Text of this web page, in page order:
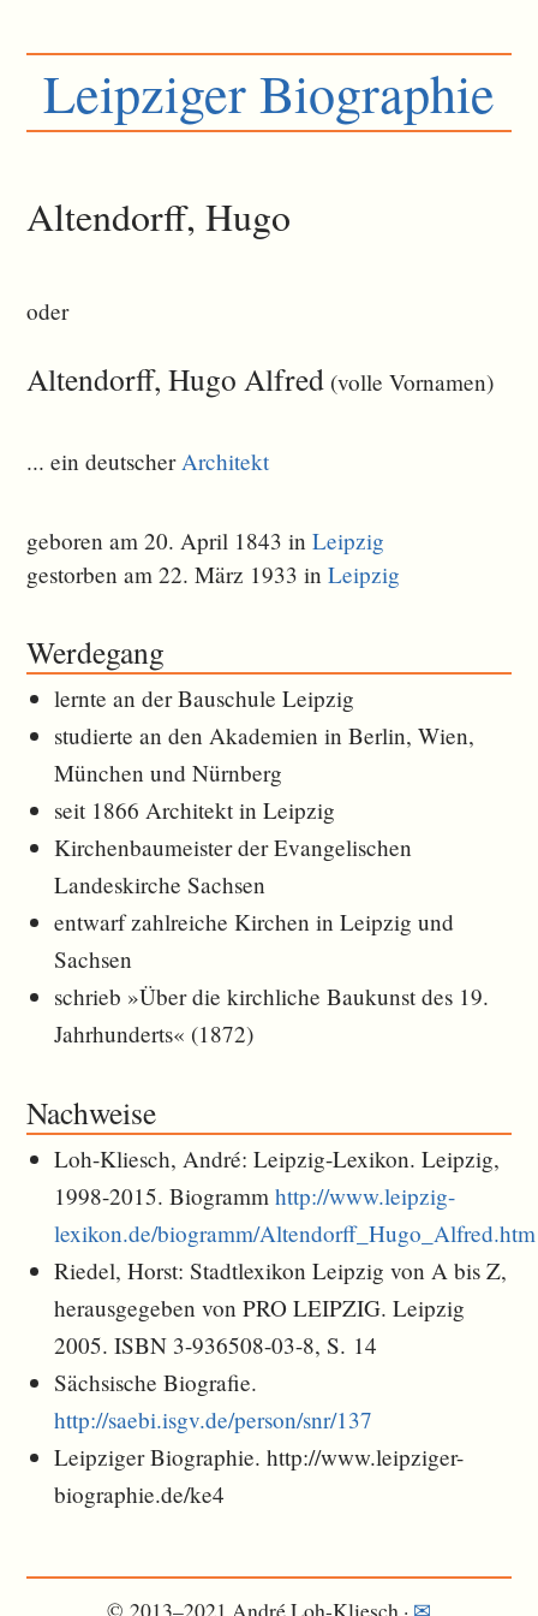
Leipziger Biographie
Altendorff, Hugo
oder
Altendorff, Hugo Alfred (volle Vornamen)
... ein deutscherArchitekt
geboren am 20. April 1843 inLeipzig
gestorben am 22. März 1933 inLeipzig
Werdegang
lernte an der Bauschule Leipzig
studierte an den Akademien in Berlin, Wien,
München und Nürnberg
seit 1866 Architekt in Leipzig
Kirchenbaumeister der Evangelischen
Landeskirche Sachsen
entwarf zahlreiche Kirchen in Leipzig und
Sachsen
schrieb »Über die kirchliche Baukunst des 19.
Jahrhunderts« (1872)
Nachweise
Loh-Kliesch, André: Leipzig-Lexikon. Leipzig,
1998-2015. Biogrammhttp://www.leipzig-
lexikon.de/biogramm/Altendorff_Hugo_Alfred.htm
Riedel, Horst: Stadtlexikon Leipzig von A bis Z,
herausgegeben von PRO LEIPZIG. Leipzig
2005. ISBN 3-936508-03-8, S. 14
Sächsische Biografie.
http://saebi.isgv.de/person/snr/137
Leipziger Biographie. http://www.leipziger-
biographie.de/ke4
© 2013–2021 André Loh-Kliesch · ✉︎